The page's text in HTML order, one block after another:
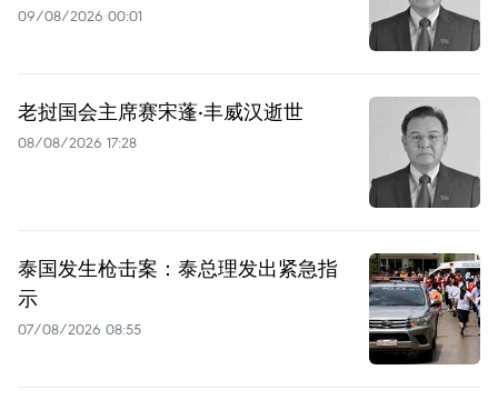
09/08/2026 00:01
老挝国会主席赛宋蓬·丰威汉逝世
08/08/2026 17:28
泰国发生枪击案：泰总理发出紧急指
示
07/08/2026 08:55